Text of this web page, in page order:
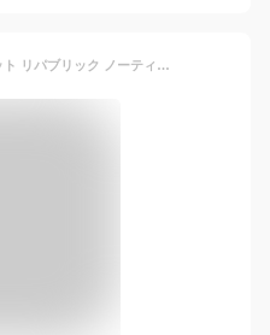
スノーボード ウエア ジャケット リパブリック ノーティーマウンテンパーカジャケット スノボウェアー 防水 アウトドア メンズ レディース REPUBLIC & CO NAUGHTY MOUNTAIN PARKA jacket 2021-2022